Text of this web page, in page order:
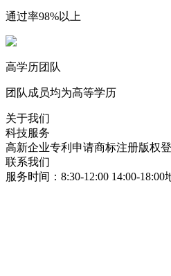
通过率98%以上
高学历团队
团队成员均为高等学历
关于我们
科技服务
高新企业专利申请商标注册版权
联系我们
服务时间：8:30-12:00 14:00-18:00